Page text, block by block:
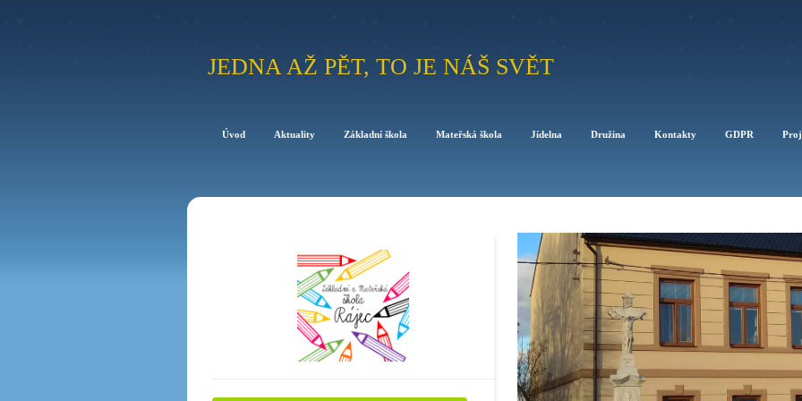
JEDNA AŽ PĚT, TO JE NÁŠ SVĚT
Úvod Aktuality Základní škola Mateřská škola Jídelna Družina Kontakty GDPR